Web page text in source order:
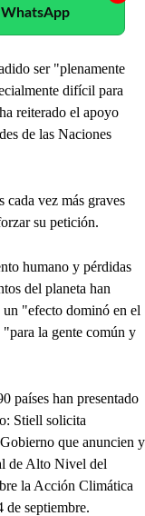
ser "plenamente
difícil para
reiterado el apoyo
de las Naciones
cada vez más graves
su petición.
humano y pérdidas
del planeta han
"efecto dominó en el
la gente común y
países han presentado
Stiell solicita
que anuncien y
de Alto Nivel del
la Acción Climática
de septiembre.